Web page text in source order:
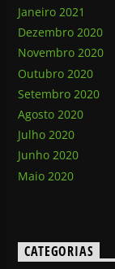
Janeiro 2021
Dezembro 2020
Novembro 2020
Outubro 2020
Setembro 2020
Agosto 2020
Julho 2020
Junho 2020
Maio 2020
CATEGORIAS